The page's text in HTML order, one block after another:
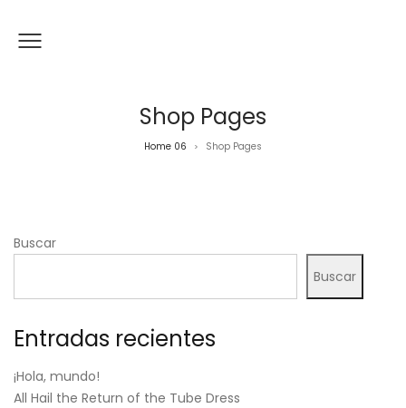
Shop Pages
Home 06 > Shop Pages
Buscar
Buscar
Entradas recientes
¡Hola, mundo!
All Hail the Return of the Tube Dress